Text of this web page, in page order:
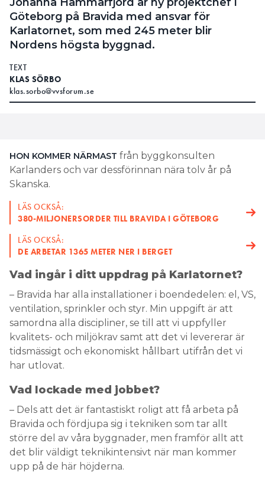
Göteborg på Bravida med ansvar för
Karlatornet, som med 245 meter blir
Nordens högsta byggnad.
TEXT
KLAS SÖRBO
klas.sorbo@vvsforum.se
HON KOMMER NÄRMAST från byggkonsulten
Karlanders och var dessförinnan nära tolv år på
Skanska.
LÄS OCKSÅ:
380-MILJONERSORDER TILL BRAVIDA I GÖTEBORG
LÄS OCKSÅ:
DE ARBETAR 1365 METER NER I BERGET
Vad ingår i ditt uppdrag på Karlatornet?
– Bravida har alla installationer i boendedelen: el, VS,
ventilation, sprinkler och styr. Min uppgift är att
samordna alla discipliner, se till att vi uppfyller
kvalitets- och miljökrav samt att det vi levererar är
tidsmässigt och ekonomiskt hållbart utifrån det vi
har utlovat.
Vad lockade med jobbet?
– Dels att det är fantastiskt roligt att få arbeta på
Bravida och fördjupa sig i tekniken som tar allt
större del av våra byggnader, men framför allt att
det blir väldigt teknikintensivt när man kommer
upp på de här höjderna.